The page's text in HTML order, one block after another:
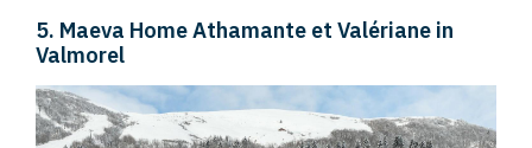
5. Maeva Home Athamante et Valériane in
Valmorel